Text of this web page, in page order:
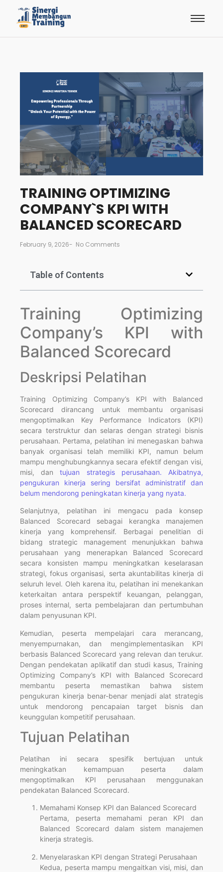
TRAINING OPTIMIZING
COMPANY`S KPI WITH
BALANCED SCORECARD
February 9, 2026- No Comments
Table of Contents
Training Optimizing
Company’s KPI with
Balanced Scorecard
Deskripsi Pelatihan
Training Optimizing Company’s KPI with Balanced
Scorecard dirancang untuk membantu organisasi
mengoptimalkan Key Performance Indicators (KPI)
secara terstruktur dan selaras dengan strategi bisnis
perusahaan. Pertama, pelatihan ini menegaskan bahwa
banyak organisasi telah memiliki KPI, namun belum
mampu menghubungkannya secara efektif dengan visi,
misi, dan tujuan strategis perusahaan. Akibatnya,
pengukuran kinerja sering bersifat administratif dan
belum mendorong peningkatan kinerja yang nyata.
Selanjutnya, pelatihan ini mengacu pada konsep
Balanced Scorecard sebagai kerangka manajemen
kinerja yang komprehensif. Berbagai penelitian di
bidang strategic management menunjukkan bahwa
perusahaan yang menerapkan Balanced Scorecard
secara konsisten mampu meningkatkan keselarasan
strategi, fokus organisasi, serta akuntabilitas kinerja di
seluruh level. Oleh karena itu, pelatihan ini menekankan
keterkaitan antara perspektif keuangan, pelanggan,
proses internal, serta pembelajaran dan pertumbuhan
dalam penyusunan KPI.
Kemudian, peserta mempelajari cara merancang,
menyempurnakan, dan mengimplementasikan KPI
berbasis Balanced Scorecard yang relevan dan terukur.
Dengan pendekatan aplikatif dan studi kasus, Training
Optimizing Company’s KPI with Balanced Scorecard
membantu peserta memastikan bahwa sistem
pengukuran kinerja benar-benar menjadi alat strategis
untuk mendorong pencapaian target bisnis dan
keunggulan kompetitif perusahaan.
Tujuan Pelatihan
Pelatihan ini secara spesifik bertujuan untuk
meningkatkan kemampuan peserta dalam
mengoptimalkan KPI perusahaan menggunakan
pendekatan Balanced Scorecard.
Memahami Konsep KPI dan Balanced Scorecard
Pertama, peserta memahami peran KPI dan
Balanced Scorecard dalam sistem manajemen
kinerja strategis.
Menyelaraskan KPI dengan Strategi Perusahaan
Kedua, peserta mampu mengaitkan visi, misi, dan